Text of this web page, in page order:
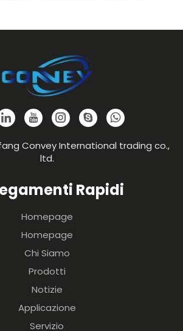
Convey International trading co.,
ltd.
Rapidi
Homepage
Homepage
Chi Siamo
Prodotti
Notizie
Applicazione
Servizio